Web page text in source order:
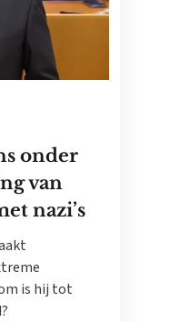
onder
van
nazi’s
is hij tot